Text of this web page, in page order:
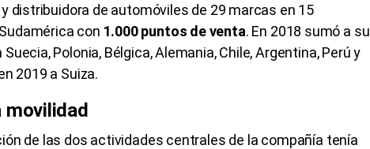
distribuidora de automóviles de 29 marcas en 15
con 1.000 puntos de venta. En 2018 sumó a su
Polonia, Bélgica, Alemania, Chile, Argentina, Perú y
2019 a Suiza.
movilidad
de las dos actividades centrales de la compañía tenía